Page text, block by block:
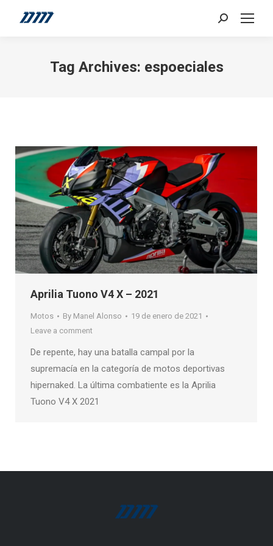
Search:
Tag Archives: espoeciales
Aprilia Tuono V4 X – 2021
Motos By Manel Alonso
19 de enero de 2021
Leave a comment
De repente, hay una batalla campal por la
supremacía en la categoría de motos deportivas
hipernaked. La última combatiente es la Aprilia
Tuono V4 X 2021